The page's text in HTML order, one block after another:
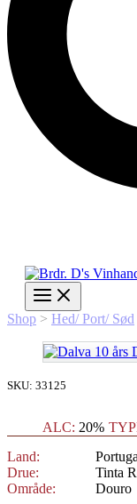
Shop > Hed/ Port/ Sød
SKU: 33125
ALC: 20%
Land:
Drue:
Tinta
Område:
Douro